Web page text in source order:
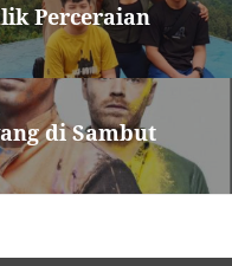
Perceraian
di Sambut